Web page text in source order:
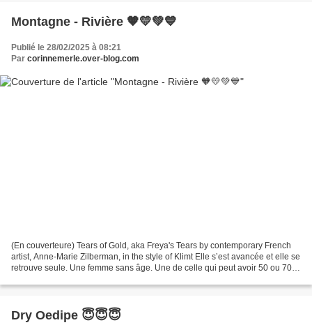
Montagne - Rivière 🧡💛💚💙
Publié le 28/02/2025 à 08:21
Par corinnemerle.over-blog.com
(En couverteure) Tears of Gold, aka Freya's Tears by contemporary French
artist, Anne-Marie Zilberman, in the style of Klimt Elle s’est avancée et elle se
retrouve seule. Une femme sans âge. Une de celle qui peut avoir 50 ou 70
Dry Oedipe 😇😇😇